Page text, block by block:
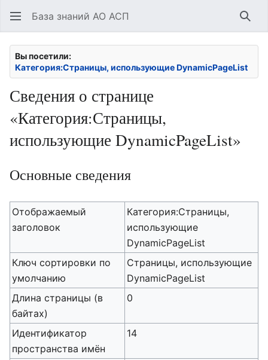
База знаний АО АСП
Вы посетили:
Категория:Страницы, использующие DynamicPageList
Сведения о странице
«Категория:Страницы,
использующие DynamicPageList»
Основные сведения
Отображаемый
заголовок
Категория:Страницы,
использующие
DynamicPageList
Ключ сортировки по
умолчанию
Страницы, использующие
DynamicPageList
Длина страницы (в
байтах)
0
Идентификатор
пространства имён
14